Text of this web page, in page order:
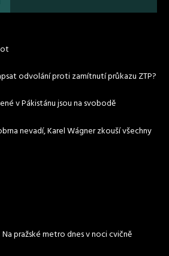
odvolání proti zamítnutí průkazu ZTP?
v Pákistánu jsou na svobodě
nevadí, Karel Wágner zkouší všechny
Na pražské metro dnes v noci cvičně